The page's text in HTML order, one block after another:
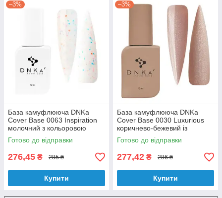
–3%
База камуфлююча DNKa
Cover Base 0063 Inspiration
молочний з кольоровою
таллю 12 мл
Готово до відправки
276,45 ₴ 285 ₴
Купити
–3%
База камуфлююча DNKa
Cover Base 0030 Luxurious
коричнево-бежевий із
срібним шиммером 12 мл
Готово до відправки
277,42 ₴ 286 ₴
Купити